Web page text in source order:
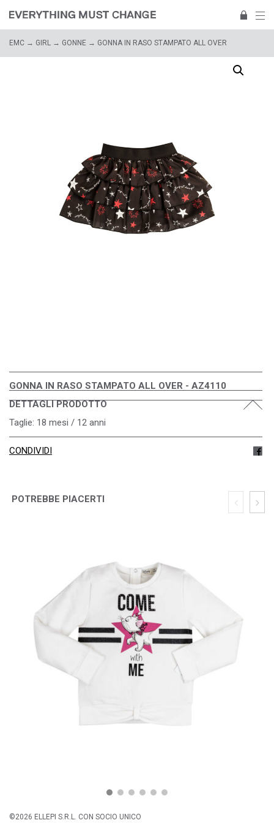
EMC → GIRL → GONNE → GONNA IN RASO STAMPATO ALL OVER
GONNA IN RASO STAMPATO ALL OVER - AZ4110
DETTAGLI PRODOTTO
Taglie: 18 mesi / 12 anni
CONDIVIDI
POTREBBE PIACERTI
©2026 ELLEPI S.R.L. CON SOCIO UNICO